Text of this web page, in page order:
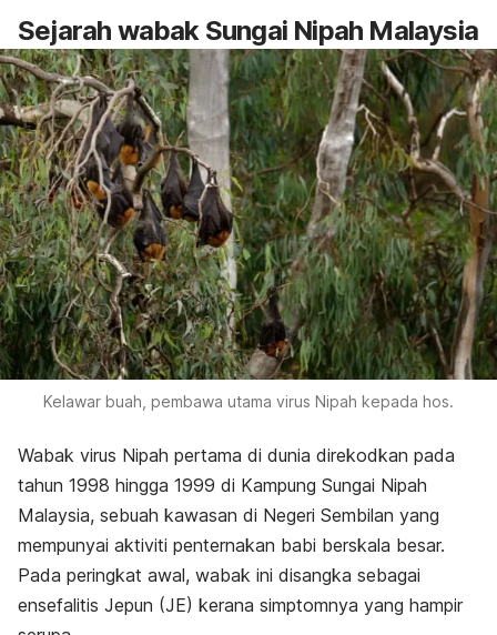
Sejarah wabak Sungai Nipah Malaysia
Kelawar buah, pembawa utama virus Nipah kepada hos.
Wabak virus Nipah pertama di dunia direkodkan pada
tahun 1998 hingga 1999 di Kampung Sungai Nipah
Malaysia, sebuah kawasan di Negeri Sembilan yang
mempunyai aktiviti penternakan babi berskala besar.
Pada peringkat awal, wabak ini disangka sebagai
ensefalitis Jepun (JE) kerana simptomnya yang hampir